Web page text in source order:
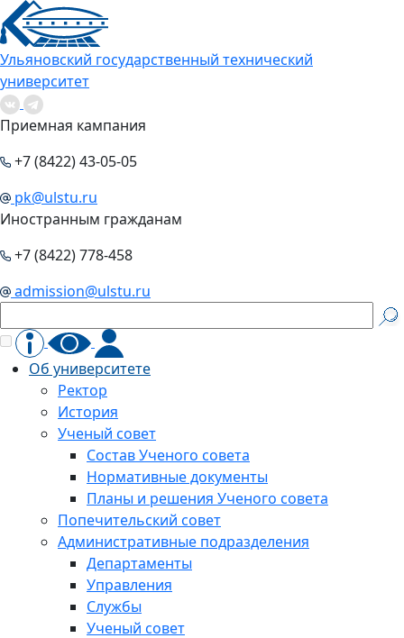
Ульяновский государственный технический
университет
Приемная кампания
+7 (8422) 43-05-05
pk@ulstu.ru
Иностранным гражданам
+7 (8422) 778-458
admission@ulstu.ru
Об университете
Ректор
История
Ученый совет
Состав Ученого совета
Нормативные документы
Планы и решения Ученого совета
Попечительский совет
Административные подразделения
Департаменты
Управления
Службы
Ученый совет